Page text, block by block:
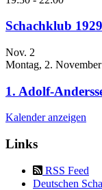
Schachklub
Nov. 2
Montag, 2. November
1. Adolf-
Kalender anzeigen
Links
RSS Feed
Deutschen